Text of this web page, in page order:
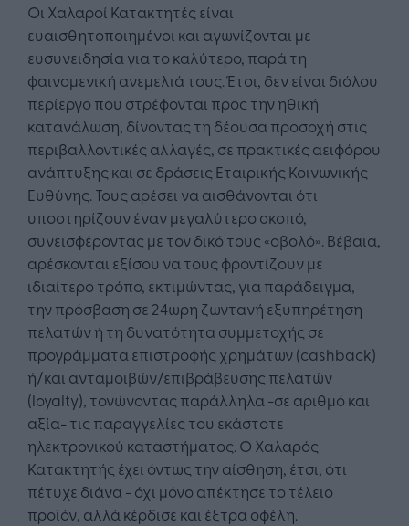
Oι Χαλαροί Κατακτητές είναι
ευαισθητοποιημένοι και αγωνίζονται με
ευσυνειδησία για το καλύτερο, παρά τη
φαινομενική ανεμελιά τους. Έτσι, δεν είναι διόλου
περίεργο που στρέφονται προς την ηθική
κατανάλωση, δίνοντας τη δέουσα προσοχή στις
περιβαλλοντικές αλλαγές, σε πρακτικές αειφόρου
ανάπτυξης και σε δράσεις Εταιρικής Κοινωνικής
Ευθύνης. Τους αρέσει να αισθάνονται ότι
υποστηρίζουν έναν μεγαλύτερο σκοπό,
συνεισφέροντας με τον δικό τους «οβολό». Βέβαια,
αρέσκονται εξίσου να τους φροντίζουν με
ιδιαίτερο τρόπο, εκτιμώντας, για παράδειγμα,
την πρόσβαση σε 24ωρη ζωντανή εξυπηρέτηση
πελατών ή τη δυνατότητα συμμετοχής σε
προγράμματα επιστροφής χρημάτων (cashback)
ή/και ανταμοιβών/επιβράβευσης πελατών
(loyalty), τονώνοντας παράλληλα -σε αριθμό και
αξία- τις παραγγελίες του εκάστοτε
ηλεκτρονικού καταστήματος. Ο Χαλαρός
Κατακτητής έχει όντως την αίσθηση, έτσι, ότι
πέτυχε διάνα - όχι μόνο απέκτησε το τέλειο
προϊόν, αλλά κέρδισε και έξτρα οφέλη.